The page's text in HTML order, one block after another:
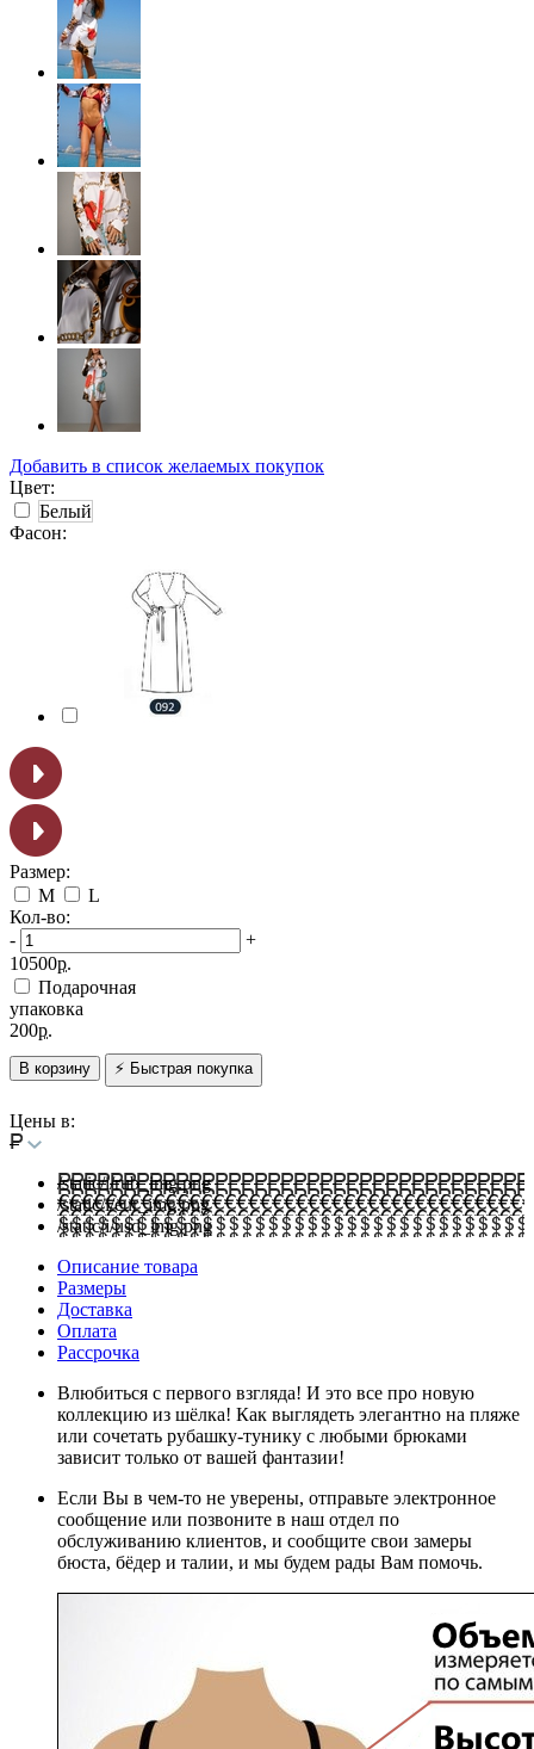
Добавить в список желаемых покупок
Цвет:
Белый
Фасон:
Размер:
M
L
Кол-во:
-
+
10500р.
Подарочная
упаковка
200р.
В корзину ⚡ Быстрая покупка
Цены в:
/static/i/rub_img.png
/static/i/eur_img.png
/static/i/usd_img.png
Описание товара
Размеры
Доставка
Оплата
Рассрочка
Влюбиться с первого взгляда! И это все про новую
коллекцию из шёлка! Как выглядеть элегантно на пляже
или сочетать рубашку-тунику с любыми брюками
зависит только от вашей фантазии!
Если Вы в чем-то не уверены, отправьте электронное
сообщение или позвоните в наш отдел по
обслуживанию клиентов, и сообщите свои замеры
бюста, бёдер и талии, и мы будем рады Вам помочь.